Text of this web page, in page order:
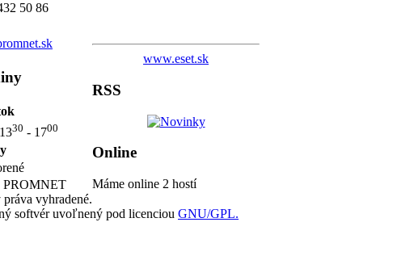
50 86
30 - 1700
www.eset.sk
RSS
Online
Máme online 2 hostí
PROMNET
vyhradené.
softvér uvoľnený pod licenciou GNU/GPL.